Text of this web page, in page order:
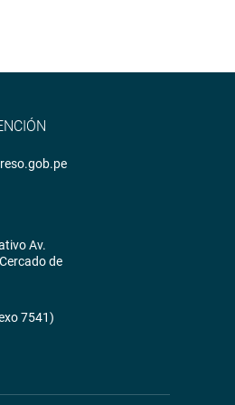
Av.
de
7541)